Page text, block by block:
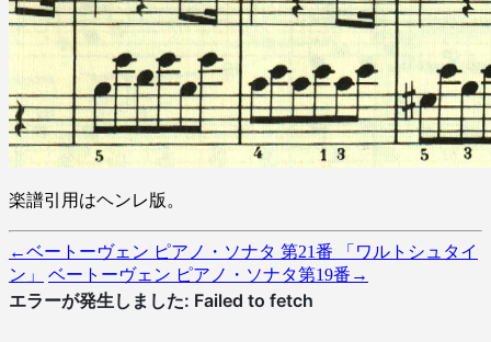
楽譜引用はヘンレ版。
←ベートーヴェン ピアノ・ソナタ 第21番 「ワルトシュタイ
ン」
ベートーヴェン ピアノ・ソナタ第19番 →